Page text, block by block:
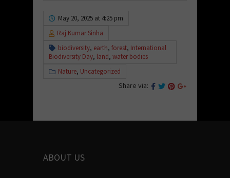
May 20, 2025 at 4:25 pm
Raj Kumar Sinha
biodiversity, earth, forest, International
Biodiversity Day, land, water bodies
Nature, Uncategorized
Share via:
ABOUT US